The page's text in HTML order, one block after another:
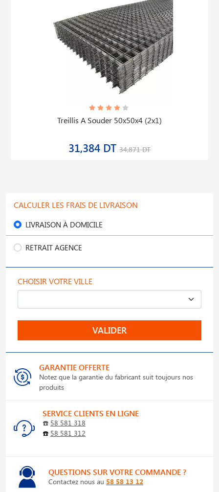
Tôles Micro Nervurées Galvanisées
97,260 DT108,066 DT
CALCULER LES FRAIS DE LIVRAISON
LIVRAISON À DOMICILE
RETRAIT AGENCE
CHOISIR VOTRE VILLE
VALIDER
GARANTIE OFFERTE
Notez que la garantie du fabricant suit toujours nos
produits
SERVICE CLIENTS EN LIGNE
☎️ 58 581 318
☎️ 58 581 312
QUESTIONS SUR VOTRE COMMANDE ?
Contactez nous au 58 58 13 12